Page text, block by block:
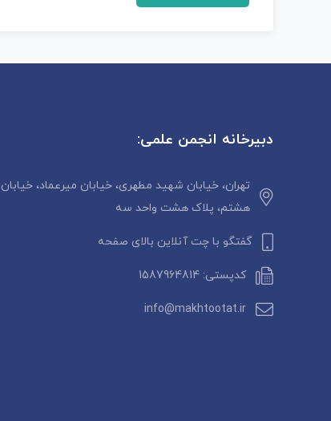
دبیرخانه انجمن علمی:
تهران، خیابان شهید مطهری، خیابان میرعماد، خیابان
هشتم، پلاک هشت واحد سه
گفتگو با چت آنلاین بالای صفحه
کدپستی: 1587964814
info@makhtootat.ir